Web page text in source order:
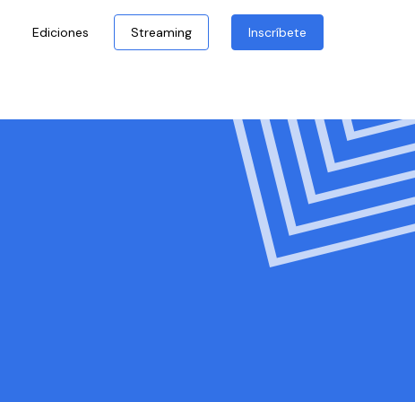
Ediciones Streaming Inscríbete